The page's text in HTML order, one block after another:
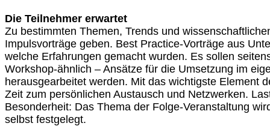
Die Teilnehmer erwartet
Zu bestimmten Themen, Trends und
Impulsvorträge geben. Best Practice-Vorträge aus
welche Erfahrungen gemacht wurden. Es sollen
Workshop-ähnlich – Ansätze für die Umsetzung im
herausgearbeitet werden. Mit das wichtigste Element
Zeit zum persönlichen Austausch und Netzwerken.
Besonderheit: Das Thema der Folge-Veranstaltung
selbst festgelegt.